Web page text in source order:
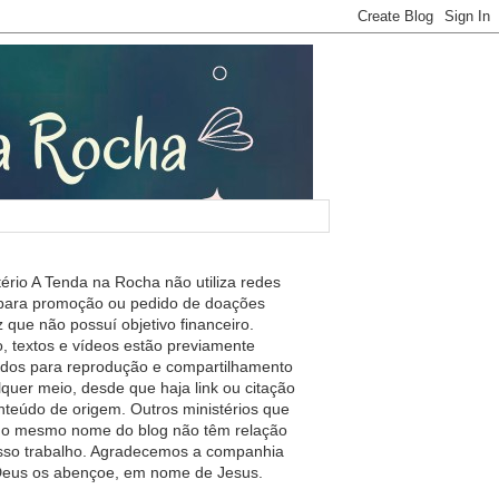
A Tenda na Rocha não utiliza redes
promoção ou pedido de doações
que não possuí objetivo financeiro.
textos e vídeos estão previamente
para reprodução e compartilhamento
meio, desde que haja link ou citação
de origem. Outros ministérios que
mesmo nome do blog não têm relação
trabalho. Agradecemos a companhia
os abençoe, em nome de Jesus.